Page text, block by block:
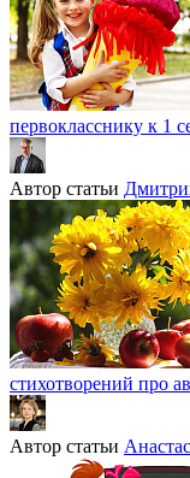
первокласснику к 1
Автор статьи
стихотворений про
Автор статьи